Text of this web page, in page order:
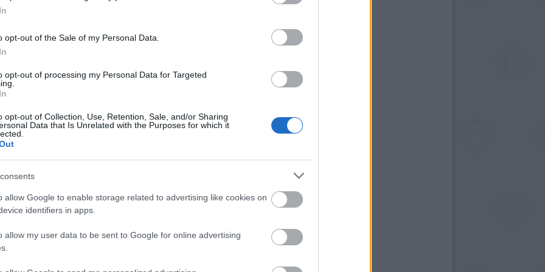
opt-out of the Sale of my Personal Data.
opt-out of processing my Personal Data for Targeted
opt-out of Collection, Use, Retention, Sale, and/or Sharing
Data that Is Unrelated with the Purposes for which it
allow Google to enable storage related to advertising like cookies on
identifiers in apps.
allow my user data to be sent to Google for online advertising
a felkérést - fogalmazott Preston,
nagysága előtt is tisztelegni akart.
a XVII. században játszódó Kalózvizeken
jelent meg.